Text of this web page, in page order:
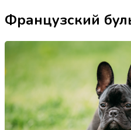
Французский